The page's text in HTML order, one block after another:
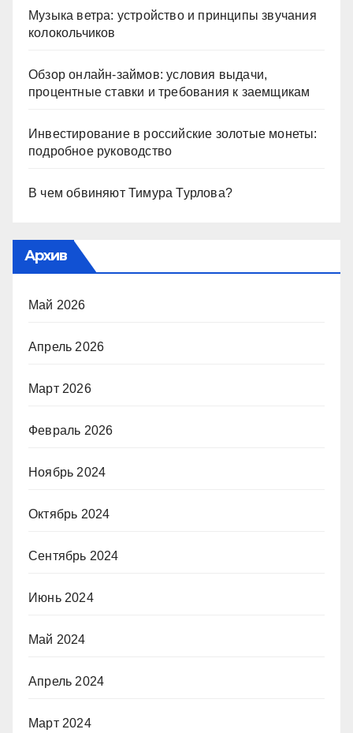
Музыка ветра: устройство и принципы звучания
колокольчиков
Обзор онлайн-займов: условия выдачи,
процентные ставки и требования к заемщикам
Инвестирование в российские золотые монеты:
подробное руководство
В чем обвиняют Тимура Турлова?
Архив
Май 2026
Апрель 2026
Март 2026
Февраль 2026
Ноябрь 2024
Октябрь 2024
Сентябрь 2024
Июнь 2024
Май 2024
Апрель 2024
Март 2024